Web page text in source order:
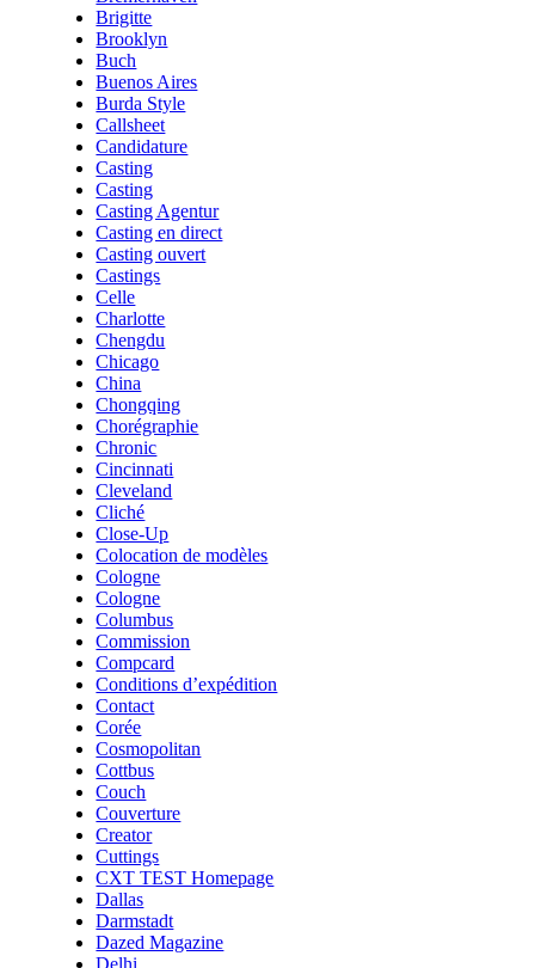
Brigitte
Brooklyn
Buch
Buenos Aires
Burda Style
Callsheet
Candidature
Casting
Casting
Casting Agentur
Casting en direct
Casting ouvert
Castings
Celle
Charlotte
Chengdu
Chicago
China
Chongqing
Chorégraphie
Chronic
Cincinnati
Cleveland
Cliché
Close-Up
Colocation de modèles
Cologne
Cologne
Columbus
Commission
Compcard
Conditions d’expédition
Contact
Corée
Cosmopolitan
Cottbus
Couch
Couverture
Creator
Cuttings
CXT TEST Homepage
Dallas
Darmstadt
Dazed Magazine
Delhi